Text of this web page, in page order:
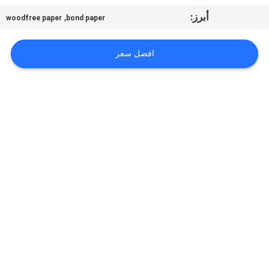
خريطة
أبرز: bond paper
,
woodfree paper
افضل سعر